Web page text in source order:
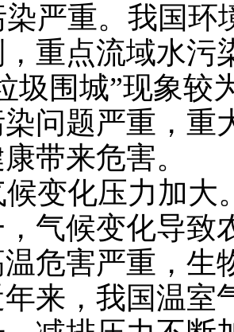
严重。我国环
重点流域水污
圾围城”现象较
问题严重，重
带来危害。
变化压力加大
，气候变化导致
温危害严重，生
来，我国温室